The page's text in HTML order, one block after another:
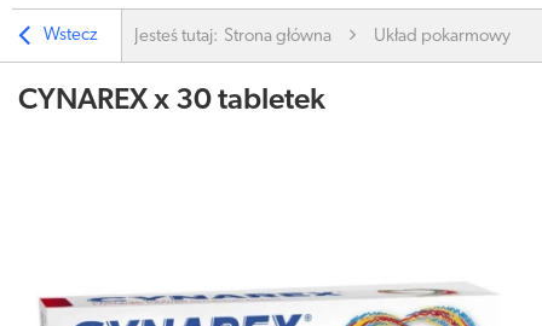
Wstecz Jesteś tutaj: Strona główna Układ pokarmowy
CYNAREX x 30 tabletek